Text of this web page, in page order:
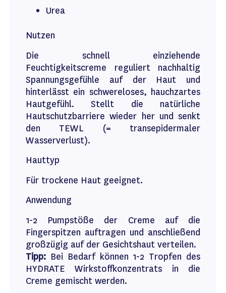
Urea
Nutzen
Die schnell einziehende
Feuchtigkeitscreme reguliert nachhaltig
Spannungsgefühle auf der Haut und
hinterlässt ein schwereloses, hauchzartes
Hautgefühl. Stellt die natürliche
Hautschutzbarriere wieder her und senkt
den TEWL (= transepidermaler
Wasserverlust).
Hauttyp
Für trockene Haut geeignet.
Anwendung
1-2 Pumpstöße der Creme auf die
Fingerspitzen auftragen und anschließend
großzügig auf der Gesichtshaut verteilen.
Tipp: Bei Bedarf können 1-2 Tropfen des
HYDRATE Wirkstoffkonzentrats in die
Creme gemischt werden.